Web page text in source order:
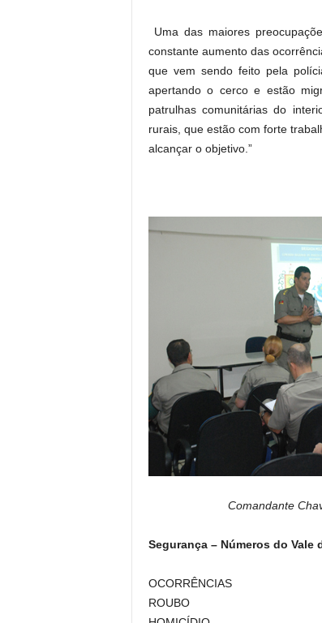
Uma das maiores
constante aumento das
que vem sendo feito pela
apertando o cerco e estão
patrulhas comunitárias do
rurais, que estão com forte
alcançar o objetivo.”
Comandante
Segurança – Números do Vale
OCORRÊNCIAS
ROUBO 551